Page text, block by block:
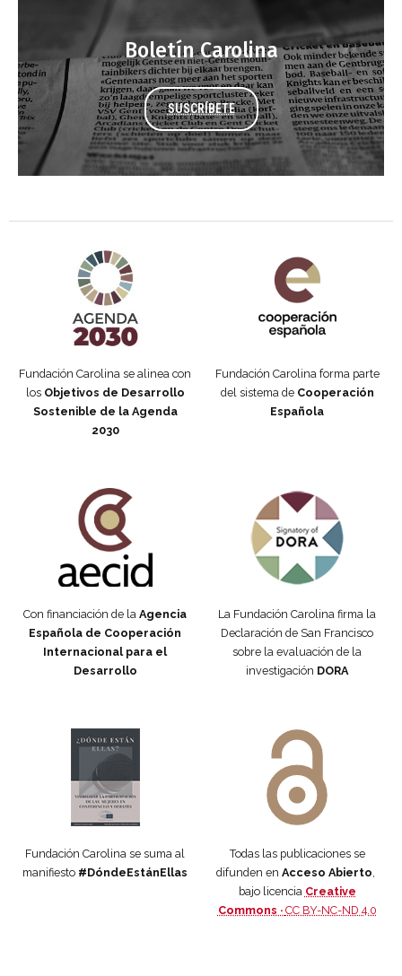
Boletín Carolina
SUSCRÍBETE
Fundación Carolina se alinea con
los Objetivos de Desarrollo
Sostenible de la Agenda
2030
Fundación Carolina forma parte
del sistema de Cooperación
Española
Con financiación de la Agencia
Española de Cooperación
Internacional para el
Desarrollo
La Fundación Carolina firma la
Declaración de San Francisco
sobre la evaluación de la
investigación DORA
Fundación Carolina se suma al
manifiesto #DóndeEstánEllas
Todas las publicaciones se
difunden en Acceso Abierto,
bajo licencia Creative
Commons · CC BY-NC-ND 4.0